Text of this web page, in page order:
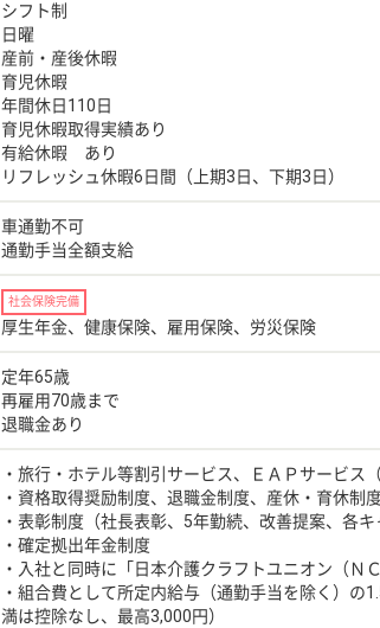
シフト制
日曜
産前・産後休暇
育児休暇
年間休日110日
育児休暇取得実績あり
有給休暇 あり
リフレッシュ休暇6日間（上期3日、下期3日）
車通勤不可
通勤手当全額支給
社会保険完備
厚生年金、健康保険、雇用保険、労災保険
定年65歳
再雇用70歳まで
退職金あり
・旅行・ホテル等割引サービス、ＥＡＰサービス（
・資格取得奨励制度、退職金制度、産休・育休制
・表彰制度（社長表彰、5年勤続、改善提案、各キ
・確定拠出年金制度
・入社と同時に「日本介護クラフトユニオン（Ｎ
・組合費として所定内給与（通勤手当を除く）
満は控除なし、最高3,000円）